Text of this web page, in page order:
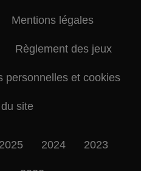
Mentions légales
Règlement des jeux
personnelles et cookies
site
2025 2024 2023